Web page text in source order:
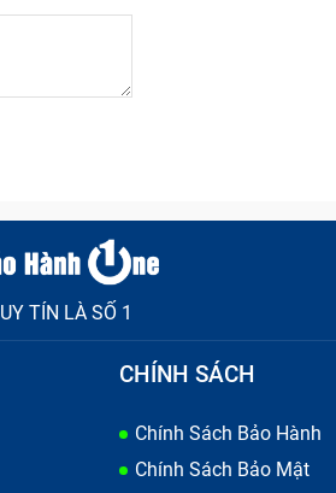
UY TÍN LÀ SỐ 1
CHÍNH SÁCH
Chính Sách Bảo Hành
Chính Sách Bảo Mật